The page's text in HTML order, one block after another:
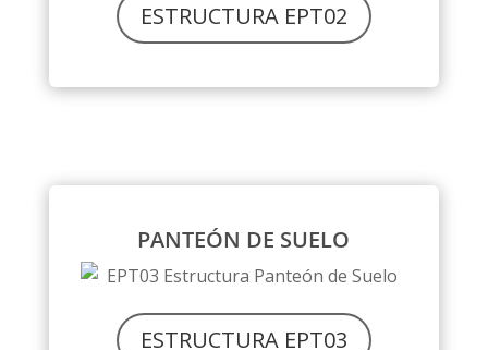
ESTRUCTURA EPT02
PANTEÓN DE SUELO
ESTRUCTURA EPT03